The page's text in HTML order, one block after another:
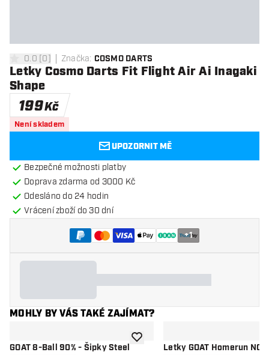
0 hodnoticí hvězdičky
0.0 [0] Značka: COSMO DARTS
Letky Cosmo Darts Fit Flight Air Ai Inagaki
Shape
199Kč
Není skladem
UPOZORNIT MĚ
Bezpečné možnosti platby
Doprava zdarma od 3000 Kč
Odesláno do 24 hodin
Vrácení zboží do 30 dní
+1
MOHLY BY VÁS TAKÉ ZAJÍMAT?
GOAT 8-Ball 90% - Šipky Steel Přidat do seznamu přání
Letky GOAT Homerun NO2